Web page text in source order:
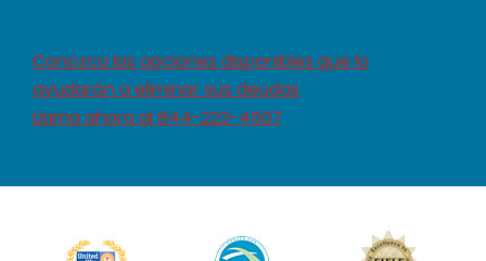
Conozca las opciones disponibles que lo
ayudarán a eliminar sus deudas
Llama ahora al 844-223-4507